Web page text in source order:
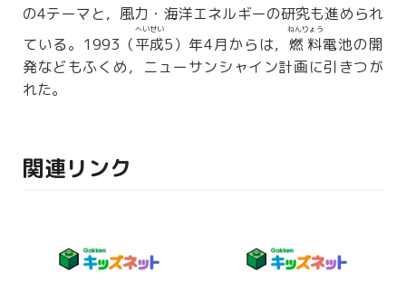
の4テーマと，風力・海洋エネルギーの研究も進められ
ている。1993（平成
へいせい
5）年4月からは， 燃料
ねんりょう
電池の開
発などもふくめ，ニューサンシャイン計画に引きつが
れた。
関連リンク